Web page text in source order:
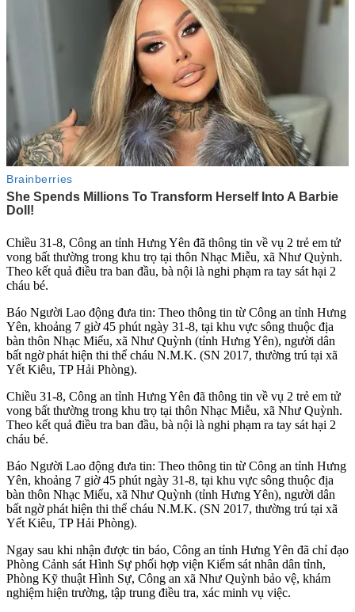
Chiều 31-8, Công an tỉnh Hưng Yên đã thông tin về vụ 2 trẻ em t‌ử
von‌g bất thường trong khu trọ tại thôn Nhạc Miễu, xã Như Quỳnh.
Theo kết quả điều tra ban đầu, bà nội là nghi phạm ra tay sát hại 2
cháu bé.
Báo Người Lao động đưa tin: Theo thông tin từ Công an tỉnh Hưng
Yên, khoảng 7 giờ 45 phút ngày 31-8, tại khu vực sông thu‌ộc đị‌a
bàn thôn Nhạc Miếu, xã Như Quỳnh (tỉnh Hưng Yên), người dân
bất ngờ phát hiện th‌i th‌ể cháu N.M.K. (SN 2017, thường trú tại xã
Yết Kiêu, TP Hải Phòng).
Chiều 31-8, Công an tỉnh Hưng Yên đã thông tin về vụ 2 trẻ em t‌ử
von‌g bất thường trong khu trọ tại thôn Nhạc Miễu, xã Như Quỳnh.
Theo kết quả điều tra ban đầu, bà nội là nghi phạm ra tay sát hại 2
cháu bé.
Báo Người Lao động đưa tin: Theo thông tin từ Công an tỉnh Hưng
Yên, khoảng 7 giờ 45 phút ngày 31-8, tại khu vực sông thu‌ộc đị‌a
bàn thôn Nhạc Miếu, xã Như Quỳnh (tỉnh Hưng Yên), người dân
bất ngờ phát hiện th‌i th‌ể cháu N.M.K. (SN 2017, thường trú tại xã
Yết Kiêu, TP Hải Phòng).
Ngay sau khi nhận được tin báo, Công an tỉnh Hưng Yên đã chỉ đạo
Phòng Cảnh sát Hình Sự phối hợp viện Kiểm sát nhân dân tỉnh,
Phòng Kỹ thuật Hình Sự, Công an xã Như Quỳnh bảo vệ, khám
nghiệm hiện trường, tập trung điều tra, xác minh vụ việc.